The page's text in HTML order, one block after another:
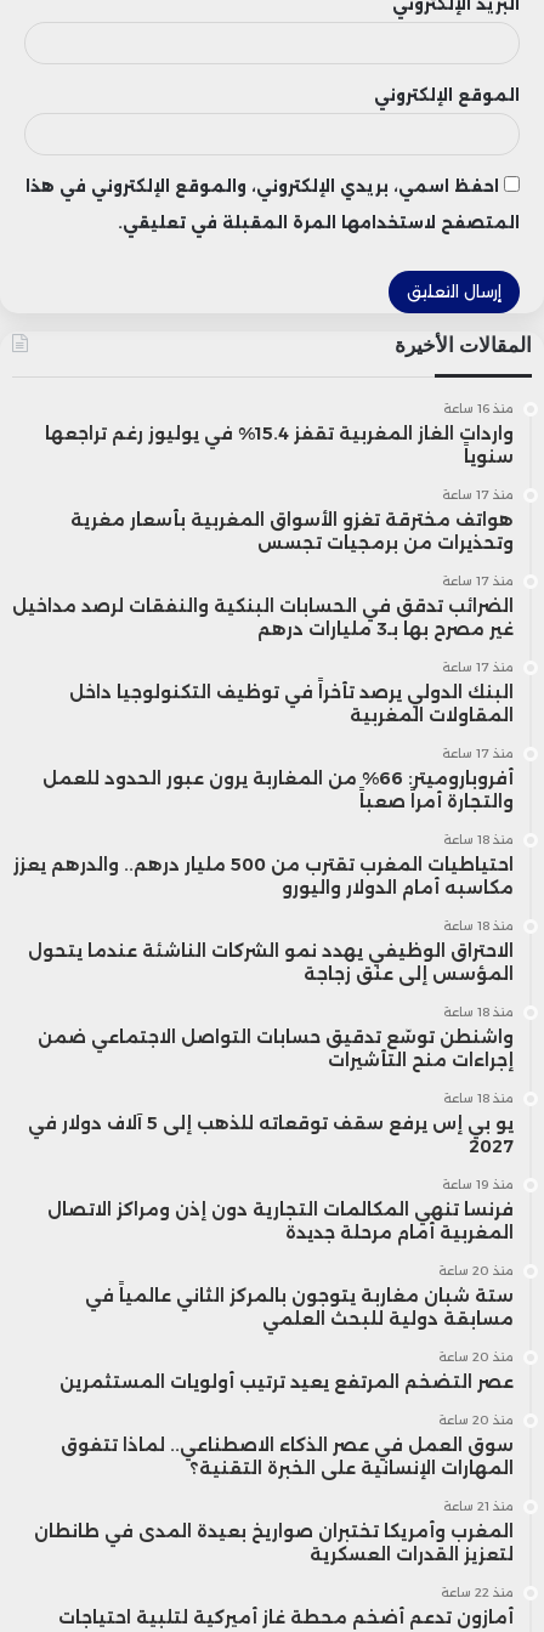
الموقع الإلكتروني
احفظ اسمي، بريدي الإلكتروني، والموقع الإلكتروني في هذا
المتصفح لاستخدامها المرة المقبلة في تعليقي.
المقالات الأخيرة
منذ 16 ساعة
واردات الغاز المغربية تقفز 15.4% في يوليوز رغم تراجعها
سنوياً
منذ 17 ساعة
هواتف مخترقة تغزو الأسواق المغربية بأسعار مغرية
وتحذيرات من برمجيات تجسس
منذ 17 ساعة
الضرائب تدقق في الحسابات البنكية والنفقات لرصد مداخيل
غير مصرح بها بـ3 مليارات درهم
منذ 17 ساعة
البنك الدولي يرصد تأخراً في توظيف التكنولوجيا داخل
المقاولات المغربية
منذ 17 ساعة
أفروباروميتر: 66% من المغاربة يرون عبور الحدود للعمل
والتجارة أمراً صعباً
منذ 18 ساعة
احتياطيات المغرب تقترب من 500 مليار درهم.. والدرهم يعزز
مكاسبه أمام الدولار واليورو
منذ 18 ساعة
الاحتراق الوظيفي يهدد نمو الشركات الناشئة عندما يتحول
المؤسس إلى عنق زجاجة
منذ 18 ساعة
واشنطن توسّع تدقيق حسابات التواصل الاجتماعي ضمن
إجراءات منح التأشيرات
منذ 18 ساعة
يو بي إس يرفع سقف توقعاته للذهب إلى 5 آلاف دولار في
2027
منذ 19 ساعة
فرنسا تنهي المكالمات التجارية دون إذن ومراكز الاتصال
المغربية أمام مرحلة جديدة
منذ 20 ساعة
ستة شبان مغاربة يتوجون بالمركز الثاني عالمياً في
مسابقة دولية للبحث العلمي
منذ 20 ساعة
عصر التضخم المرتفع يعيد ترتيب أولويات المستثمرين
منذ 20 ساعة
سوق العمل في عصر الذكاء الاصطناعي.. لماذا تتفوق
المهارات الإنسانية على الخبرة التقنية؟
منذ 21 ساعة
المغرب وأمريكا تختبران صواريخ بعيدة المدى في طانطان
لتعزيز القدرات العسكرية
منذ 22 ساعة
أمازون تدعم أضخم محطة غاز أميركية لتلبية احتياجات